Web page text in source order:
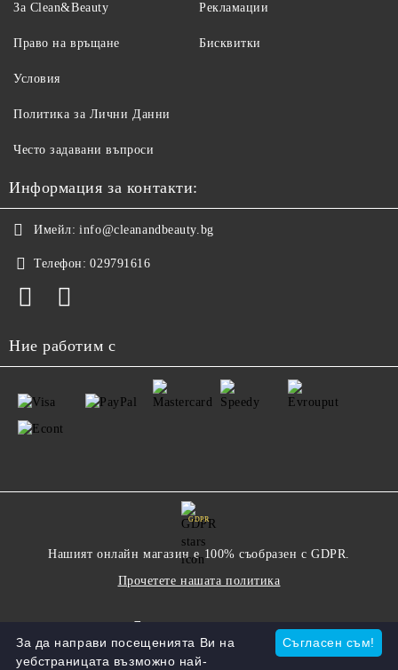
За Clean&Beauty Рекламации
Право на връщане
Условия
Политика за Лични Данни
Често задавани въпроси
Бисквитки
Информация за контакти:
Имейл: info@cleanandbeauty.bg
Телефон: 029791616
Ние работим с
GDPR
Нашият онлайн магазин е 100% съобразен с GDPR.
Прочетете нашата политика
Съгласен съм!
За да направи посещенията Ви на
уебстраницата възможно най-